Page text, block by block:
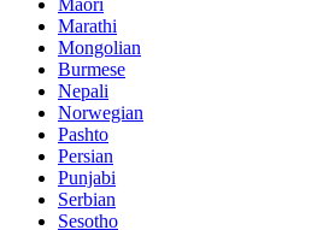
Maori
Marathi
Mongolian
Burmese
Nepali
Norwegian
Pashto
Persian
Punjabi
Serbian
Sesotho